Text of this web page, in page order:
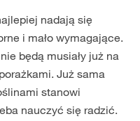
nadają się
i mało wymagające.
będą musiały już na
Już sama
stanowi
nauczyć się radzić.